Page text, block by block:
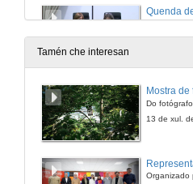
12 de set.
Como se
Tamén che interesan
Mostra
13 de xul.